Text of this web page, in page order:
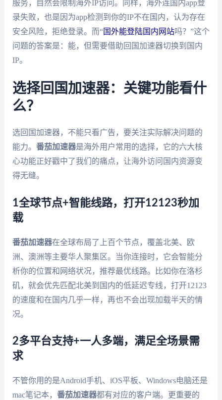
服务，自然会限制海外IP访问。同样，海外连国内app登
录失败，也是因为app检测到你的IP不在国内，认为存在
安全风险，拒绝登录。而“国外能登陆国内网站吗？”这个
问题的答案是：能，但需要借助回国加速器切换到国内
IP。
选择回国加速器：关键功能看什
么？
选回国加速器，不能只看广告，要关注实际解决问题的
能力。 番茄加速器是海外用户常用的选择，它的六大核
心功能正好戳中了我们的痛点，让海外访问国内资源变
得无缝。
1全球节点+智能线路，打开12123秒加
载
番茄加速器在全球布局了上百个节点，覆盖北美、欧
洲、澳洲等主要华人聚集区。当你连接时，它会智能分
析你的位置和网络状况，推荐最优线路。比如你在洛杉
矶，就会优先匹配北美到国内的低延迟专线，打开12123
的速度和在国内几乎一样，再也不会出现加载半天的情
况。
2多平台支持+一人多端，满足全场景需
求
不管你用的是Android手机、iOS平板、Windows电脑还是
mac笔记本， 番茄加速器都有对应的客户端。更重要的